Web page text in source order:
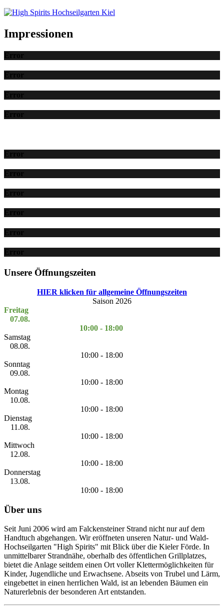
Impressionen
Error
Error
Error
Error
Error
Error
Error
Error
Error
Error
Unsere Öffnungszeiten
HIER klicken für allgemeine Öffnungszeiten
Saison 2026
Freitag
07.08.
10:00 - 18:00
Samstag
08.08.
10:00 - 18:00
Sonntag
09.08.
10:00 - 18:00
Montag
10.08.
10:00 - 18:00
Dienstag
11.08.
10:00 - 18:00
Mittwoch
12.08.
10:00 - 18:00
Donnerstag
13.08.
10:00 - 18:00
Über uns
Seit Juni 2006 wird am Falckensteiner Strand nicht nur auf dem
Handtuch abgehangen. Wir eröffneten unseren Natur- und Wald-
Hochseilgarten "High Spirits" mit Blick über die Kieler Förde. In
unmittelbarer Strandnähe, oberhalb des öffentlichen Grillplatzes,
bietet die Anlage seitdem einen Ort voller Klettermöglichkeiten für
Kinder, Jugendliche und Erwachsene. Abseits von Trubel und Lärm,
eingebettet in einen herrlichen Wald, ist an lebenden Bäumen ein
Naturerlebnis der besonderen Art entstanden.